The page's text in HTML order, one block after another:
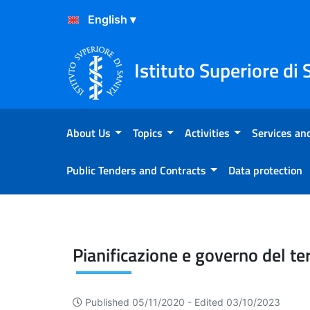
Skip to Content
Skip to Footer
Istituto Superiore di
About Us Topics Activities Services
Public Tenders and Contracts Data protection
Pianificazione e governo
Pianificazione e governo del
Published 05/11/2020 - Edited 03/10/2023